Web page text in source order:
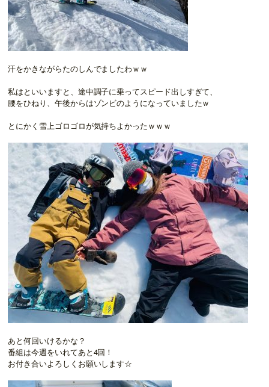
汗をかきながらたのしんでましたわｗｗ
私はといいますと、途中調子に乗ってスピード出しすぎて、
腰をひねり、午後からはゾンビのようになっていましたｗ
とにかく雪上ゴロゴロが気持ちよかったｗｗｗ
あと何回いけるかな？
番組は今週をいれてあと4回！
お付き合いよろしくお願いします☆